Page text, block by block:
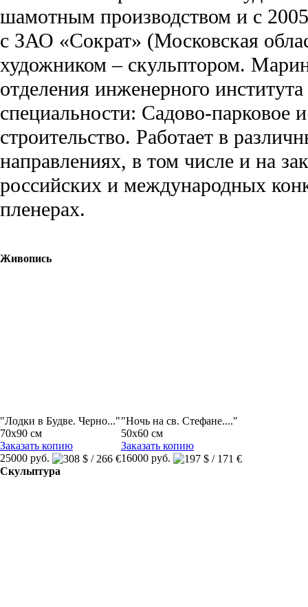
шамотным производством и с 2005
с ЗАО «Сократ» (Московская
художником – скульптором.
отделения инженерного
специальности: Садово-парковое
строительство. Работает в
направлениях, в том числе и на
российских и международных
пленерах.
Живопись
"Лодки в Будве. Черно..."
70x90 см
Заказать копию
25000 руб.
"Ночь на св. Стефане...."
50x60 см
Заказать копию
16000 руб.
Скульптура